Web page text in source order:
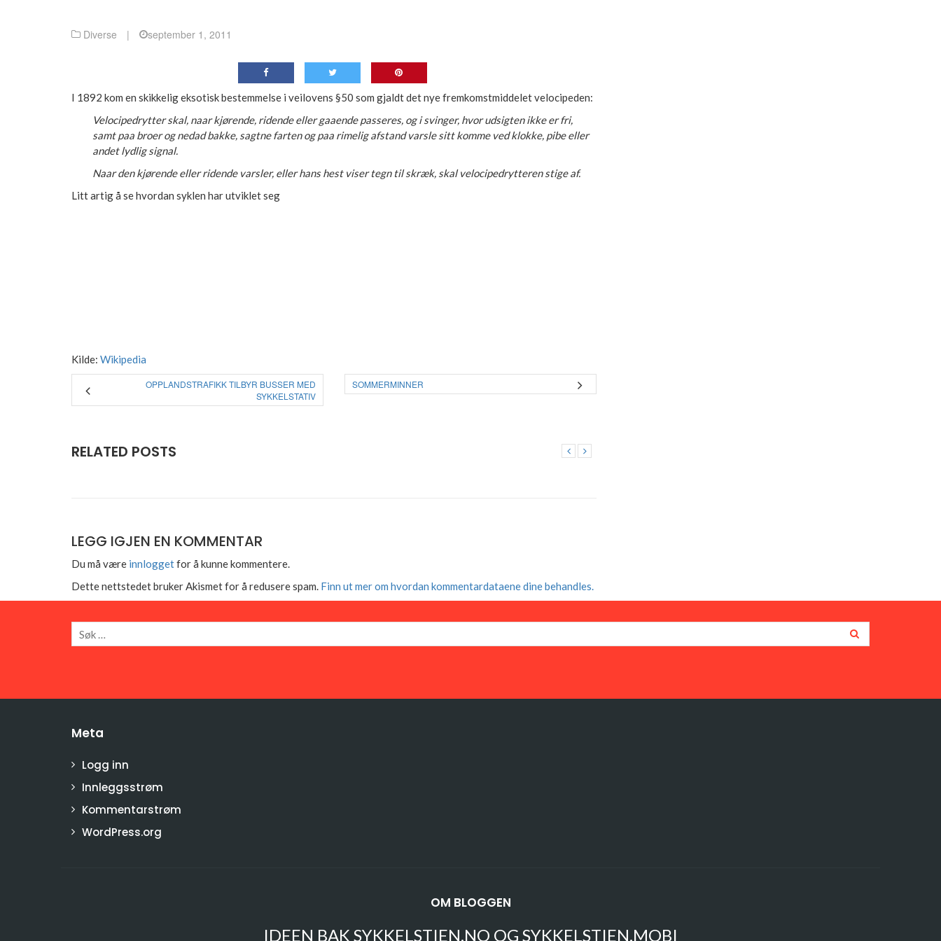
Diverse | september 1, 2011
I 1892 kom en skikkelig eksotisk bestemmelse i veilovens §50 som gjaldt det nye fremkomstmiddelet velocipeden:
Velocipedrytter skal, naar kjørende, ridende eller gaaende passeres, og i svinger, hvor udsigten ikke er fri,
samt paa broer og nedad bakke, sagtne farten og paa rimelig afstand varsle sitt komme ved klokke, pibe eller
andet lydlig signal.
Naar den kjørende eller ridende varsler, eller hans hest viser tegn til skræk, skal velocipedrytteren stige af.
Litt artig å se hvordan syklen har utviklet seg
Kilde: Wikipedia
OPPLANDSTRAFIKK TILBYR BUSSER MED
SYKKELSTATIV
SOMMERMINNER
RELATED POSTS
LEGG IGJEN EN KOMMENTAR
Du må være innloggetfor å kunne kommentere.
Dette nettstedet bruker Akismet for å redusere spam. Finn ut mer om hvordan kommentardataene dine behandles.
Meta
Logg inn
Innleggsstrøm
Kommentarstrøm
WordPress.org
OM BLOGGEN
IDEEN BAK SYKKELSTIEN.NO OG SYKKELSTIEN.MOBI